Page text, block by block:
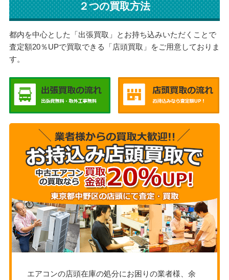
２つの買取方法
都内を中心とした「出張買取」とお持ち込みいただくことで
査定額20％UPで買取できる「店頭買取」をご用意しておりま
す。
エアコンの店頭在庫の処分にお困りの業者様、余